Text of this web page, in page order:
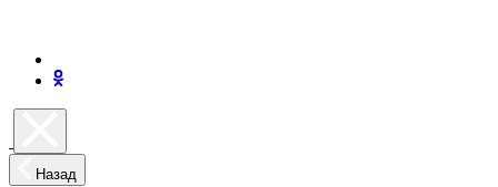
Назад